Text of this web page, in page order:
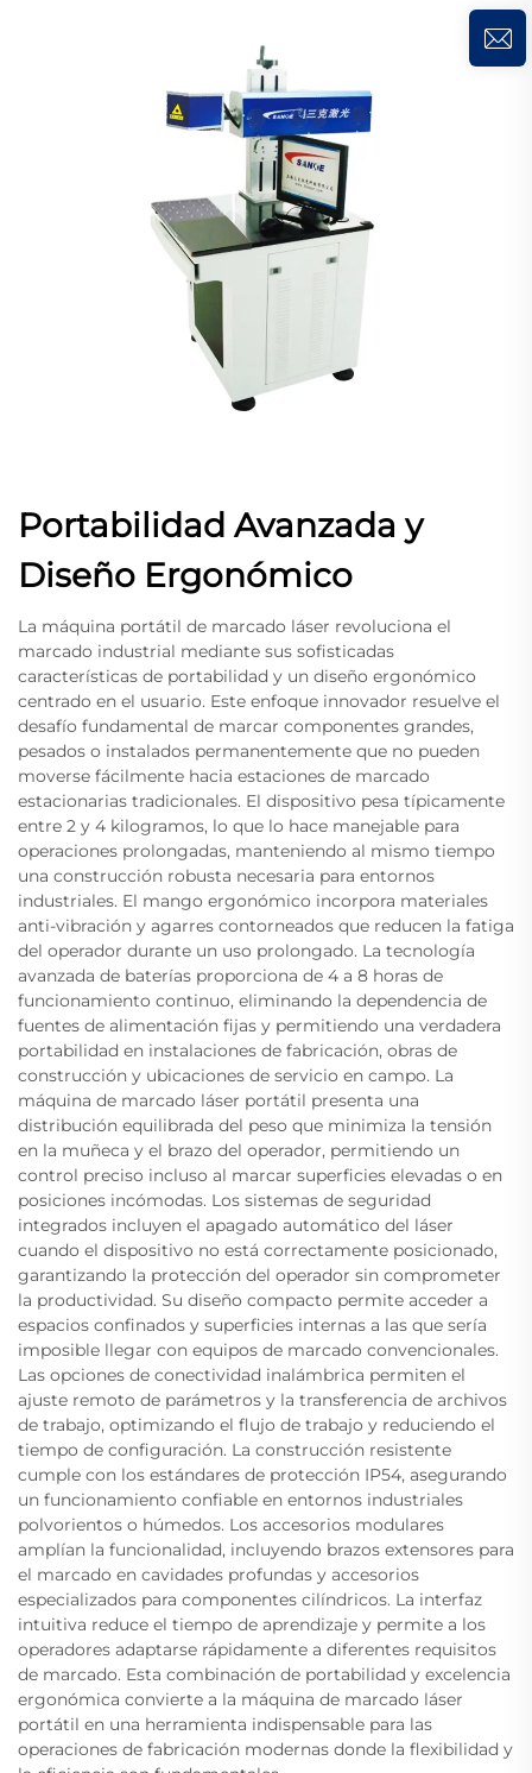
Portabilidad Avanzada y
Diseño Ergonómico
La máquina portátil de marcado láser revoluciona el
marcado industrial mediante sus sofisticadas
características de portabilidad y un diseño ergonómico
centrado en el usuario. Este enfoque innovador resuelve el
desafío fundamental de marcar componentes grandes,
pesados o instalados permanentemente que no pueden
moverse fácilmente hacia estaciones de marcado
estacionarias tradicionales. El dispositivo pesa típicamente
entre 2 y 4 kilogramos, lo que lo hace manejable para
operaciones prolongadas, manteniendo al mismo tiempo
una construcción robusta necesaria para entornos
industriales. El mango ergonómico incorpora materiales
anti-vibración y agarres contorneados que reducen la fatiga
del operador durante un uso prolongado. La tecnología
avanzada de baterías proporciona de 4 a 8 horas de
funcionamiento continuo, eliminando la dependencia de
fuentes de alimentación fijas y permitiendo una verdadera
portabilidad en instalaciones de fabricación, obras de
construcción y ubicaciones de servicio en campo. La
máquina de marcado láser portátil presenta una
distribución equilibrada del peso que minimiza la tensión
en la muñeca y el brazo del operador, permitiendo un
control preciso incluso al marcar superficies elevadas o en
posiciones incómodas. Los sistemas de seguridad
integrados incluyen el apagado automático del láser
cuando el dispositivo no está correctamente posicionado,
garantizando la protección del operador sin comprometer
la productividad. Su diseño compacto permite acceder a
espacios confinados y superficies internas a las que sería
imposible llegar con equipos de marcado convencionales.
Las opciones de conectividad inalámbrica permiten el
ajuste remoto de parámetros y la transferencia de archivos
de trabajo, optimizando el flujo de trabajo y reduciendo el
tiempo de configuración. La construcción resistente
cumple con los estándares de protección IP54, asegurando
un funcionamiento confiable en entornos industriales
polvorientos o húmedos. Los accesorios modulares
amplían la funcionalidad, incluyendo brazos extensores para
el marcado en cavidades profundas y accesorios
especializados para componentes cilíndricos. La interfaz
intuitiva reduce el tiempo de aprendizaje y permite a los
operadores adaptarse rápidamente a diferentes requisitos
de marcado. Esta combinación de portabilidad y excelencia
ergonómica convierte a la máquina de marcado láser
portátil en una herramienta indispensable para las
operaciones de fabricación modernas donde la flexibilidad y